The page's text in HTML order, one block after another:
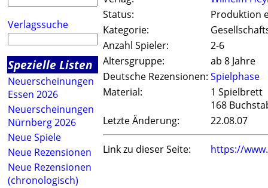
Verlagssuche
Spezielle Listen
Neuerscheinungen
Essen 2026
Neuerscheinungen
Nürnberg 2026
Neue Spiele
Neue Rezensionen
Neue Rezensionen
(chronologisch)
Status:
Produktion
Kategorie:
Anzahl Spieler:
2-6
Altersgruppe:
ab 8 Jahre
Deutsche Rezensionen: Spielphase
Material:
1 Spielbrett
168
Letzte Änderung:
22.08.07
Link zu dieser Seite: https://